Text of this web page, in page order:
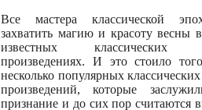
Все мастера классической
захватить магию и красоту весны
известных классических
произведениях. И это стоило
несколько популярных
произведений, которые
признание и до сих пор считаются